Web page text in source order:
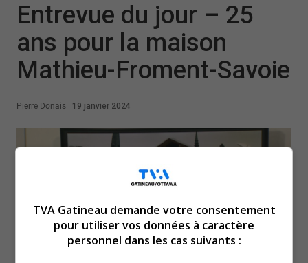
Entrevue du jour – 25
ans pour la maison
Mathieu-Froment-Savoie
Pierre Donais 19 janvier 2024
TVA Gatineau demande votre consentement
pour utiliser vos données à caractère
personnel dans les cas suivants :